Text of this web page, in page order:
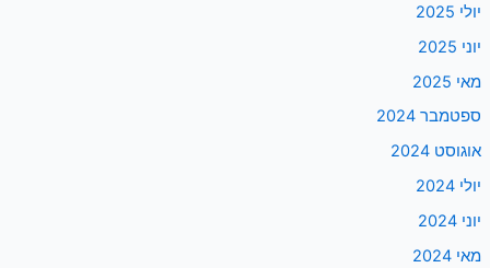
יולי 2025
יוני 2025
מאי 2025
ספטמבר 2024
אוגוסט 2024
יולי 2024
יוני 2024
מאי 2024